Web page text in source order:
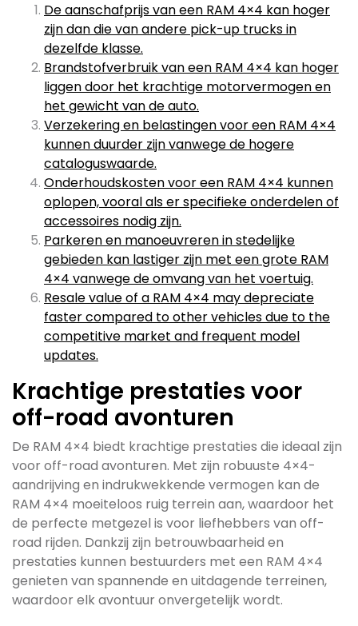
De aanschafprijs van een RAM 4×4 kan hoger
zijn dan die van andere pick-up trucks in
dezelfde klasse.
Brandstofverbruik van een RAM 4×4 kan hoger
liggen door het krachtige motorvermogen en
het gewicht van de auto.
Verzekering en belastingen voor een RAM 4×4
kunnen duurder zijn vanwege de hogere
cataloguswaarde.
Onderhoudskosten voor een RAM 4×4 kunnen
oplopen, vooral als er specifieke onderdelen of
accessoires nodig zijn.
Parkeren en manoeuvreren in stedelijke
gebieden kan lastiger zijn met een grote RAM
4×4 vanwege de omvang van het voertuig.
Resale value of a RAM 4×4 may depreciate
faster compared to other vehicles due to the
competitive market and frequent model
updates.
Krachtige prestaties voor
off-road avonturen
De RAM 4×4 biedt krachtige prestaties die ideaal zijn
voor off-road avonturen. Met zijn robuuste 4×4-
aandrijving en indrukwekkende vermogen kan de
RAM 4×4 moeiteloos ruig terrein aan, waardoor het
de perfecte metgezel is voor liefhebbers van off-
road rijden. Dankzij zijn betrouwbaarheid en
prestaties kunnen bestuurders met een RAM 4×4
genieten van spannende en uitdagende terreinen,
waardoor elk avontuur onvergetelijk wordt.